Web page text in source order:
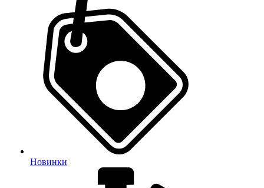
Новинки